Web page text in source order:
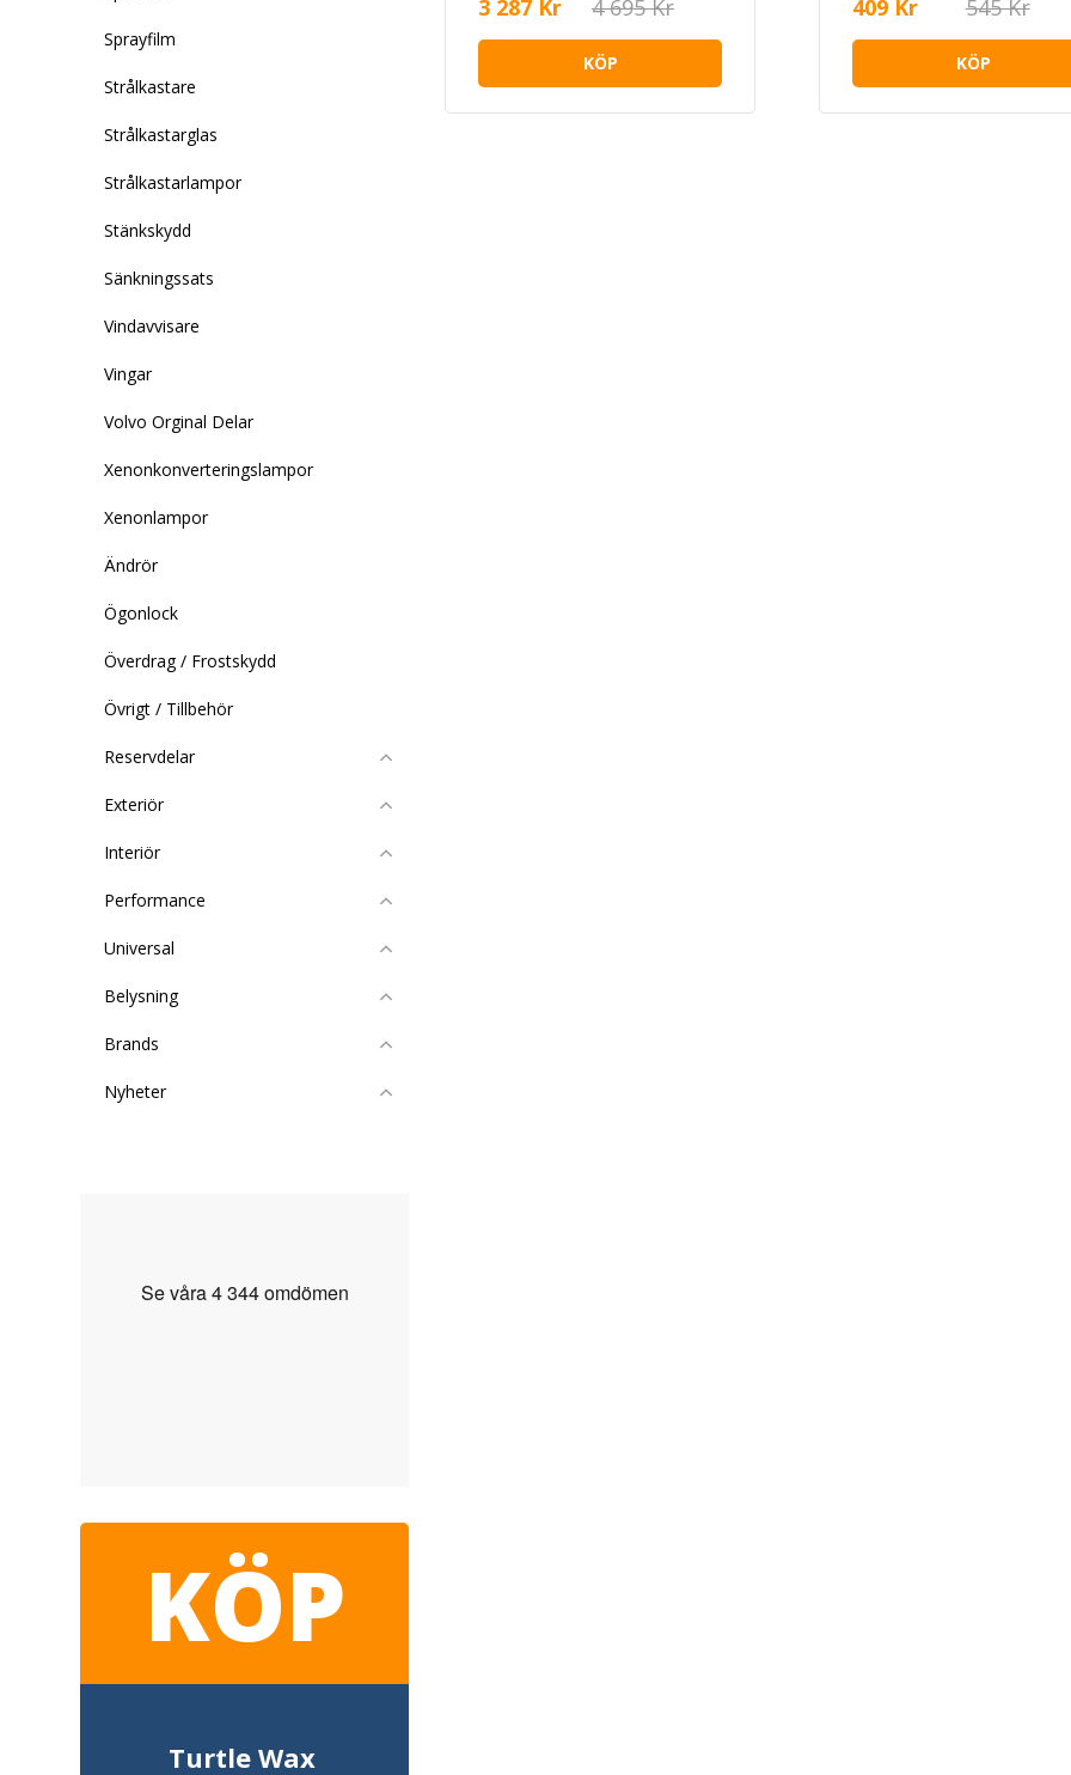
Sprayfilm
Strålkastare
Strålkastarglas
Strålkastarlampor
Stänkskydd
Sänkningssats
Vindavvisare
Vingar
Volvo Orginal Delar
Xenonkonverteringslampor
Xenonlampor
Ändrör
Ögonlock
Överdrag / Frostskydd
Övrigt / Tillbehör
Reservdelar
Exteriör
Interiör
Performance
Universal
Belysning
Brands
Nyheter
KÖP
Turtle Wax
3 287 Kr 4 695 Kr
KÖP
409 Kr 545 Kr
KÖP